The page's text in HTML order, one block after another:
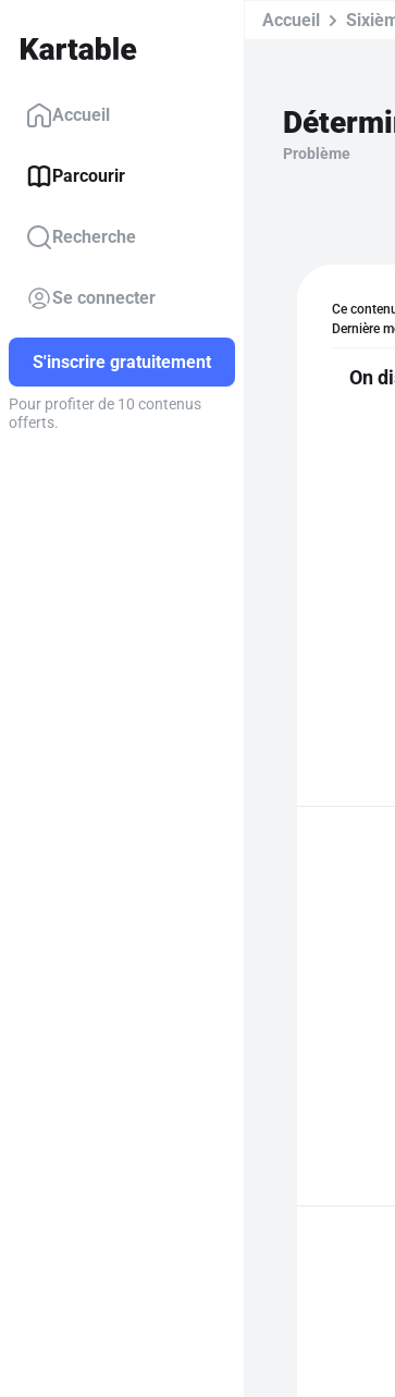
Accueil
Parcourir
Recherche
Se connecter
S'inscrire gratuitement
Pour profiter de 10 contenus
offerts.
Accueil
Problème
Ce
Dernière
On